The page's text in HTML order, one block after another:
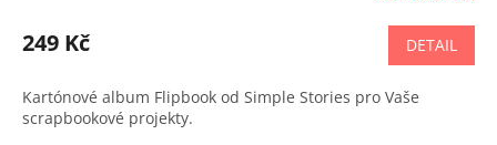
249 Kč DETAIL
Kartónové album Flipbook od Simple Stories pro Vaše
scrapbookové projekty.